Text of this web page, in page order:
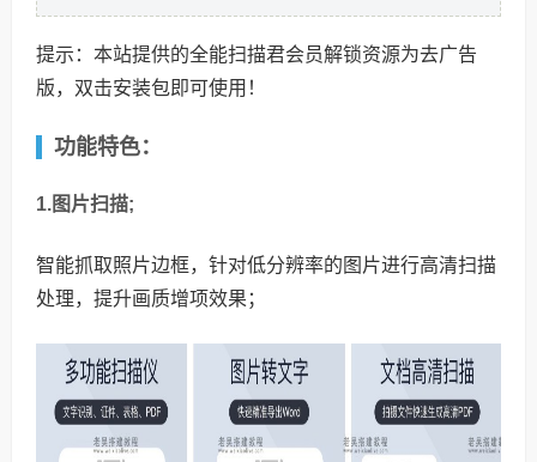
提示：本站提供的全能扫描君会员解锁资源为去广告
版，双击安装包即可使用！
功能特色：
1.图片扫描;
智能抓取照片边框，针对低分辨率的图片进行高清扫描
处理，提升画质增项效果；